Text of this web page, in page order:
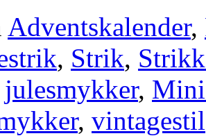
Adventskalender,
, Strik,
julesmykker,
, vintagestil